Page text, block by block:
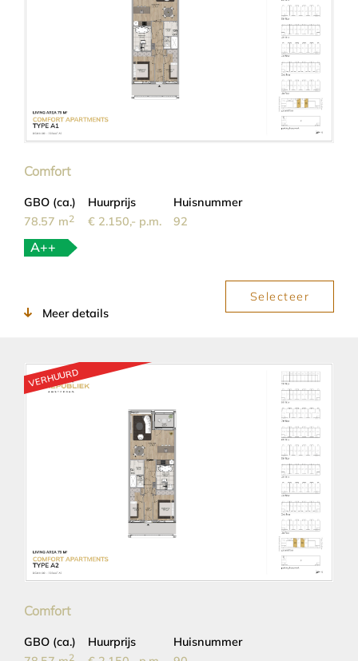
Comfort
GBO (ca.)
78.57 m2
Huurprijs
€ 2.150,- p.m.
Huisnummer
92
A++
Meer details
Selecteer
VERHUURD
Comfort
GBO (ca.)
2
Huurprijs
Huisnummer